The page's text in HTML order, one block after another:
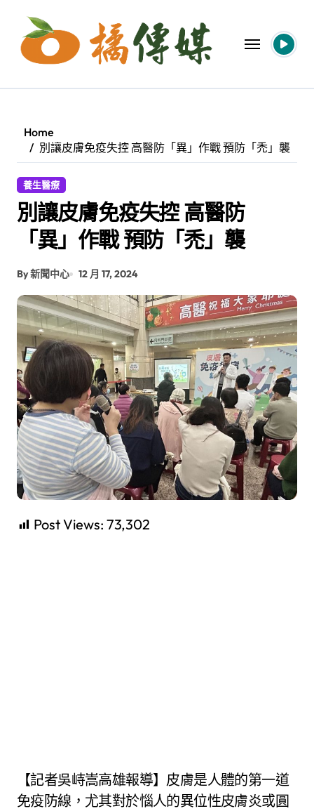
content
Home
別讓皮膚免疫失控 高醫防「異」作戰 預防「禿」襲
養生醫療
別讓皮膚免疫失控 高醫防
「異」作戰 預防「禿」襲
By 新聞中心 12 月 17, 2024
Post Views: 73,302
【記者吳峙嵩高雄報導】皮膚是人體的第一道
免疫防線，尤其對於惱人的異位性皮膚炎或圓